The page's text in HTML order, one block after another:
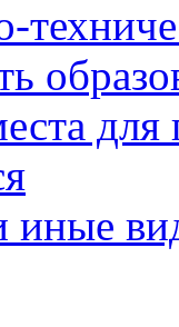
для
иные